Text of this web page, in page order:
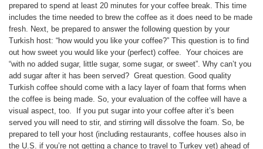
prepared to spend at least 20 minutes for your coffee break. This time
includes the time needed to brew the coffee as it does need to be made
fresh. Next, be prepared to answer the following question by your
Turkish host: “how would you like your coffee?” This question is to find
out how sweet you would like your (perfect) coffee. Your choices are
“with no added sugar, little sugar, some sugar, or sweet”. Why can’t you
add sugar after it has been served? Great question. Good quality
Turkish coffee should come with a lacy layer of foam that forms when
the coffee is being made. So, your evaluation of the coffee will have a
visual aspect, too. If you put sugar into your coffee after it’s been
served you will need to stir, and stirring will dissolve the foam. So, be
prepared to tell your host (including restaurants, coffee houses also in
the U.S. if you’re not getting a chance to travel to Turkey yet) ahead of